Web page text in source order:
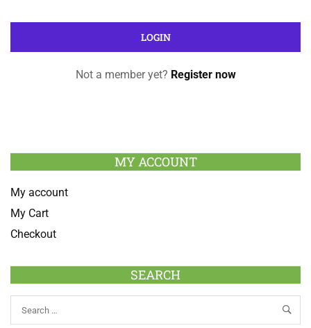
Not a member yet? Register now
MY ACCOUNT
My account
My Cart
Checkout
SEARCH